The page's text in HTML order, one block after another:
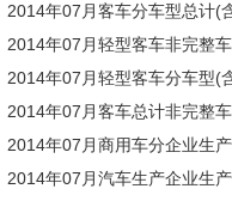
2014年07月客车分车型总计(
2014年07月轻型客车非完整
2014年07月轻型客车分车型(
2014年07月客车总计非完整
2014年07月商用车分企业生
2014年07月汽车生产企业生